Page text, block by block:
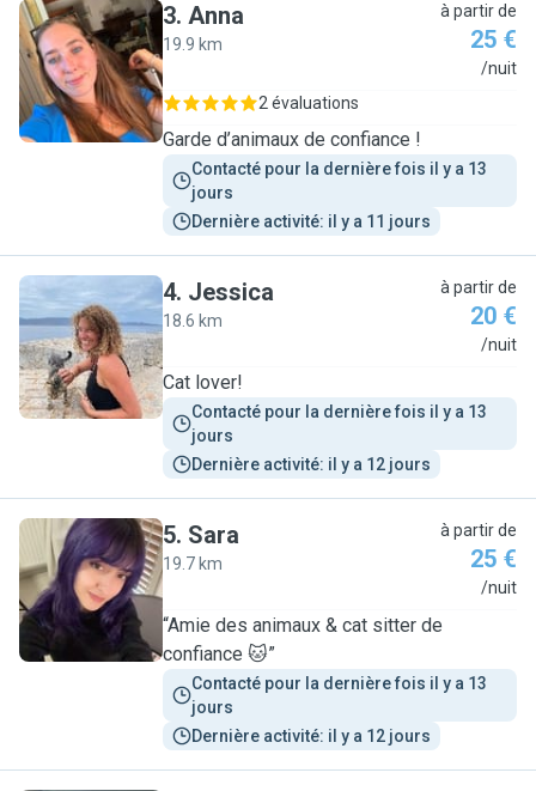
A
3. Anna
19.9 km
à partir de
25 €
/nuit
2 évaluations
Garde d’animaux de confiance !
Contacté pour la dernière fois il y a 13
jours
Dernière activité: il y a 11 jours
J
4. Jessica
18.6 km
à partir de
20 €
/nuit
Cat lover!
Contacté pour la dernière fois il y a 13
jours
Dernière activité: il y a 12 jours
S
5. Sara
19.7 km
à partir de
25 €
/nuit
“Amie des animaux & cat sitter de
confiance 🐱”
Contacté pour la dernière fois il y a 13
jours
Dernière activité: il y a 12 jours